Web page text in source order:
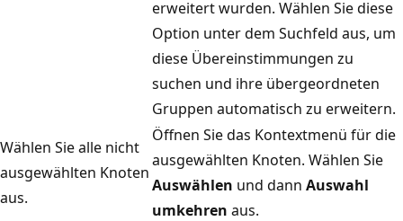
erweitert wurden. Wählen Sie diese
Option unter dem Suchfeld aus, um
diese Übereinstimmungen zu
suchen und ihre übergeordneten
Gruppen automatisch zu erweitern.
Wählen Sie alle nicht
ausgewählten Knoten
aus.
Öffnen Sie das Kontextmenü für die
ausgewählten Knoten. Wählen Sie
Auswählen und dann Auswahl
umkehren aus.